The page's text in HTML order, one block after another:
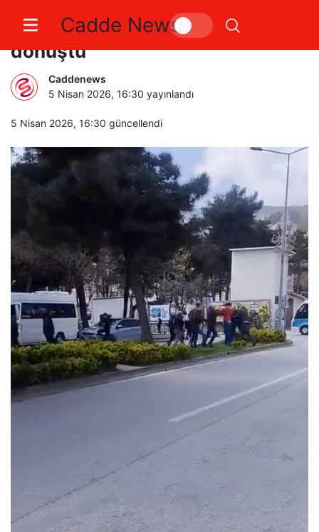
Cadde News
Bursa’da park meselesi kavgaya
dönüştü
Caddenews
5 Nisan 2026, 16:30 yayınlandı
5 Nisan 2026, 16:30 güncellendi